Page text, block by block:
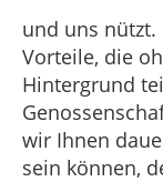
und uns nützt.
Vorteile, die
Hintergrund
wir Ihnen
sein können,